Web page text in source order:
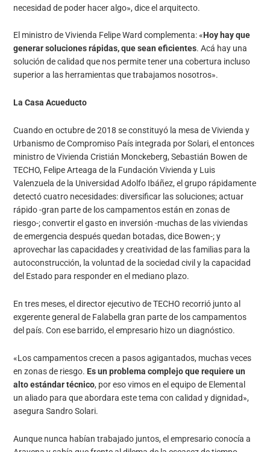
necesidad de poder hacer algo», dice el arquitecto.
El ministro de Vivienda Felipe Ward complementa: «Hoy hay que
generar soluciones rápidas, que sean eficientes. Acá hay una
solución de calidad que nos permite tener una cobertura incluso
superior a las herramientas que trabajamos nosotros».
La Casa Acueducto
Cuando en octubre de 2018 se constituyó la mesa de Vivienda y
Urbanismo de Compromiso País integrada por Solari, el entonces
ministro de Vivienda Cristián Monckeberg, Sebastián Bowen de
TECHO, Felipe Arteaga de la Fundación Vivienda y Luis
Valenzuela de la Universidad Adolfo Ibáñez, el grupo rápidamente
detectó cuatro necesidades: diversificar las soluciones; actuar
rápido -gran parte de los campamentos están en zonas de
riesgo-; convertir el gasto en inversión -muchas de las viviendas
de emergencia después quedan botadas, dice Bowen-; y
aprovechar las capacidades y creatividad de las familias para la
autoconstrucción, la voluntad de la sociedad civil y la capacidad
del Estado para responder en el mediano plazo.
En tres meses, el director ejecutivo de TECHO recorrió junto al
exgerente general de Falabella gran parte de los campamentos
del país. Con ese barrido, el empresario hizo un diagnóstico.
«Los campamentos crecen a pasos agigantados, muchas veces
en zonas de riesgo. Es un problema complejo que requiere un
alto estándar técnico, por eso vimos en el equipo de Elemental
un aliado para que abordara este tema con calidad y dignidad»,
asegura Sandro Solari.
Aunque nunca habían trabajado juntos, el empresario conocía a